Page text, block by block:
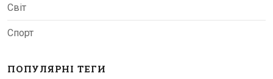
Світ
Спорт
ПОПУЛЯРНІ ТЕГИ